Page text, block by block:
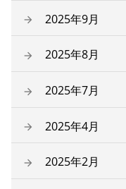
2025年9月
2025年8月
2025年7月
2025年4月
2025年2月